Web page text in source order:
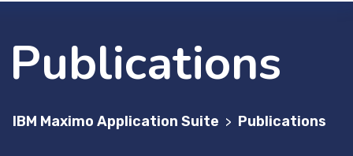
Publications
IBM Maximo Application Suite > Publications